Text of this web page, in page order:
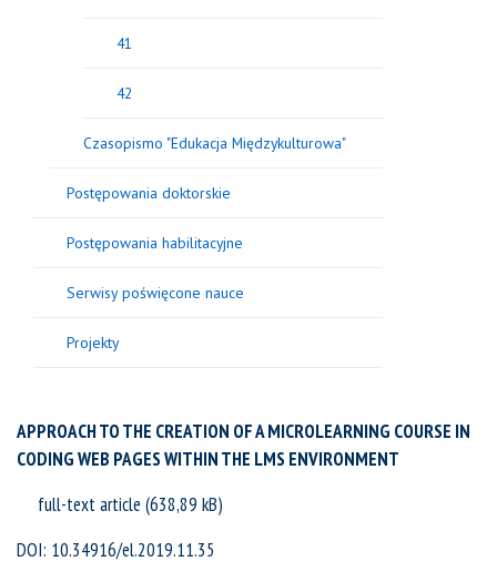
APPROACH TO THE CREATION OF A MICROLEARNING COURSE IN
CODING WEB PAGES WITHIN THE LMS ENVIRONMENT
full-text article
DOI: 10.34916/el.2019.11.35
41
42
Czasopismo "Edukacja Międzykulturowa"
Postępowania doktorskie
Postępowania habilitacyjne
Serwisy poświęcone nauce
Projekty